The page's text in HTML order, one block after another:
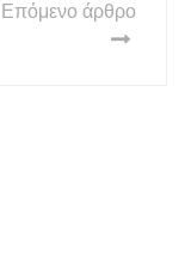
Επόμενο άρθρο